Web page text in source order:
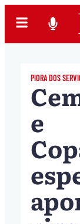
PIORA DOS
e